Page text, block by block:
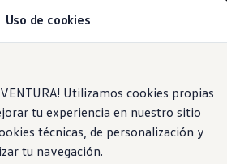
Ecuador | Newsroom
Latin NCAP en Ecuador |
Information
Uso de cookies
Utilizamos cookies propias
tu experiencia en nuestro sitio
técnicas, de personalización y
tu navegación.